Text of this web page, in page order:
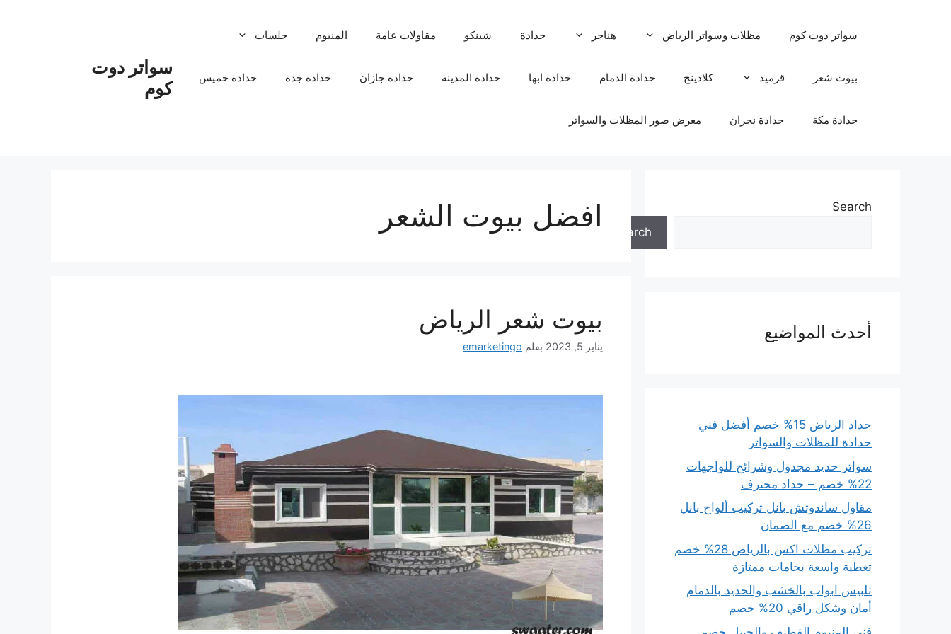
سواتر دوت
كوم
سواتر دوت كوم مظلات وسواتر الرياض هناجر حدادة شينكو مقاولات عامة المنيوم جلسات
بيوت شعر قرميد كلادينج حدادة الدمام حدادة ابها حدادة المدينة حدادة جازان حدادة جدة حدادة خميس
حدادة مكة حدادة نجران معرض صور المظلات والسواتر
افضل بيوت الشعر
بيوت شعر الرياض
يناير 5, 2023 بقلم emarketingo
Search
Search
أحدث المواضيع
حداد الرياض 15% خصم أفضل فني
حدادة للمظلات والسواتر
سواتر حديد مجدول وشرائح للواجهات
22% خصم – حداد محترف
مقاول ساندوتش بانل تركيب ألواح بانل
26% خصم مع الضمان
تركيب مظلات اكس بالرياض 28% خصم
تغطية واسعة بخامات ممتازة
تلبيس ابواب بالخشب والحديد بالدمام
أمان وشكل راقي 20% خصم